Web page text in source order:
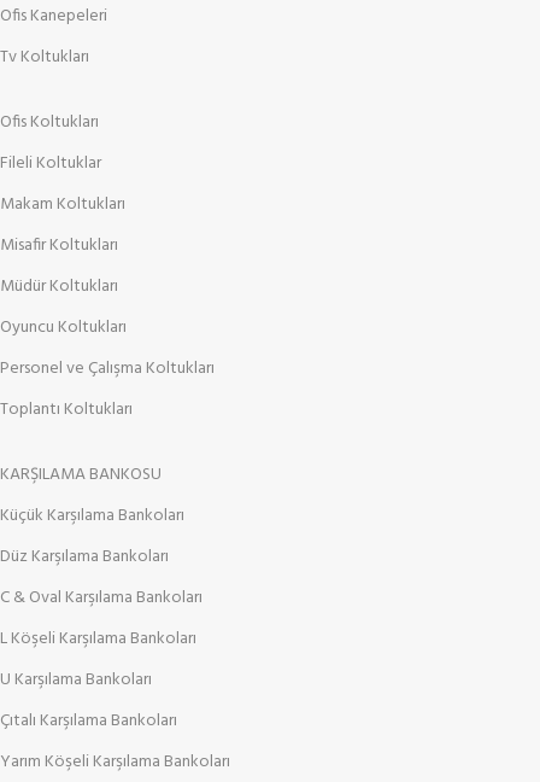
Ofis Kanepeleri
Tv Koltukları
Ofis Koltukları
Fileli Koltuklar
Makam Koltukları
Misafir Koltukları
Müdür Koltukları
Oyuncu Koltukları
Personel ve Çalışma Koltukları
Toplantı Koltukları
KARŞILAMA BANKOSU
Küçük Karşılama Bankoları
Düz Karşılama Bankoları
C & Oval Karşılama Bankoları
L Köşeli Karşılama Bankoları
U Karşılama Bankoları
Çıtalı Karşılama Bankoları
Yarım Köşeli Karşılama Bankoları